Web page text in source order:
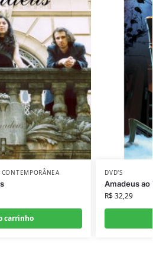
carrinho
DVD'S
Amadeus ao
R$32,29